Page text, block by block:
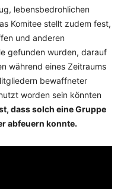
lebensbedrohlichen
Komitee stellt zudem fest,
und anderen
gefunden wurden, darauf
während eines Zeitraums
bewaffneter
worden sein könnten
dass solch eine Gruppe
abfeuern konnte.